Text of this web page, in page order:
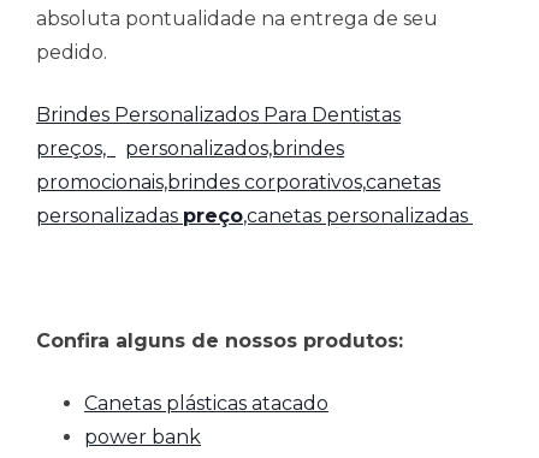
absoluta pontualidade na entrega de seu
pedido.
Brindes Personalizados Para Dentistas
preços,
personalizados,brindes
promocionais,brindes corporativos,canetas
personalizadas preço,canetas personalizadas
Confira alguns de nossos produtos:
Canetas plásticas atacado
power bank